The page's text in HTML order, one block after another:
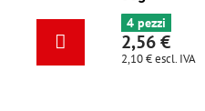
5 pezzi
2,56 €
escl. IVA